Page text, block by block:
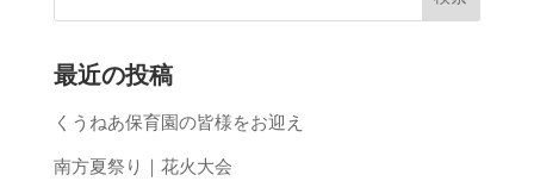
最近の投稿
くうねあ保育園の皆様をお迎え
南方夏祭り｜花火大会